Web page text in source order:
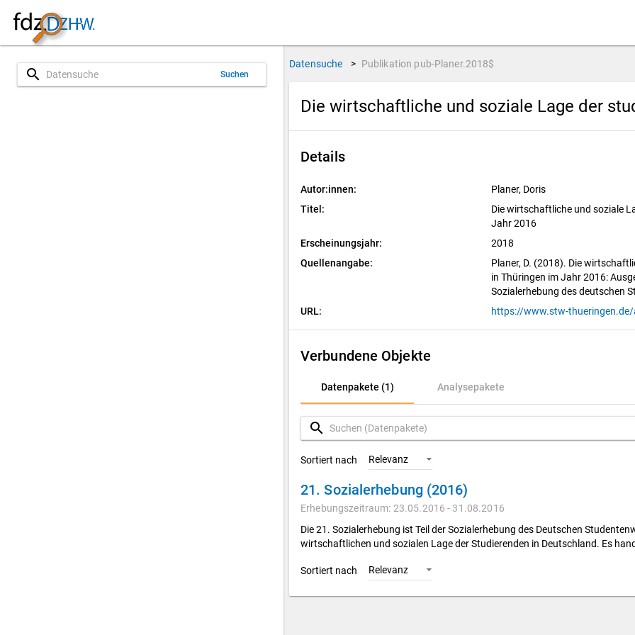
search Suchen
Datensuche > Publikation pub-Planer.2018$
Die wirtschaftliche und soziale Lage der
Details
Autor:innen:
Planer, Doris
Titel:
Die wirtschaftliche und soziale
Jahr 2016
Erscheinungsjahr:
2018
Quellenangabe:
Planer, D. (2018). Die
in Thüringen im Jahr 2016:
Sozialerhebung des deutschen
URL:
Verbundene Objekte
Datenpakete (1) Analysepakete
Datenpakete (1)
Analysepakete
search
Sortiert nach Relevanz
21. Sozialerhebung (2016)
Erhebungszeitraum: 23.05.2016 - 31.08.2016
Die 21. Sozialerhebung ist Teil der Sozialerhebung des Deutschen
wirtschaftlichen und sozialen Lage der Studierenden in Deutschland. Es
Sortiert nach Relevanz